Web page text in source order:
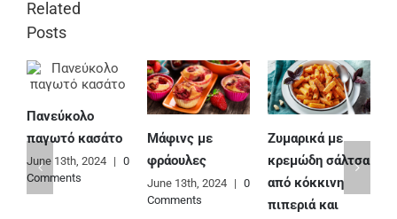
Related
Posts
Πανεύκολο
παγωτό κασάτο
June 13th, 2024 | 0
Comments
Μάφινς με
φράουλες
June 13th, 2024 | 0
Comments
Ζυμαρικά με
κρεμώδη σάλτσα
από κόκκινη
πιπεριά και